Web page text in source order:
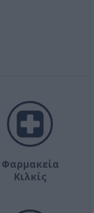
Φαρμακεία
Κιλκίς